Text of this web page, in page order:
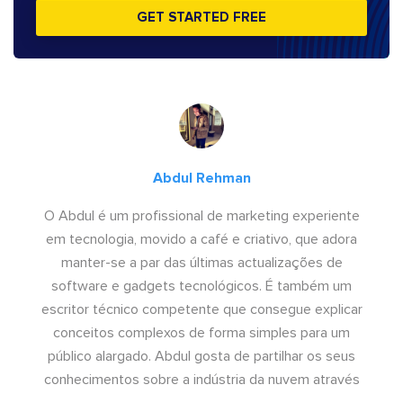
GET STARTED FREE
Abdul Rehman
O Abdul é um profissional de marketing experiente
em tecnologia, movido a café e criativo, que adora
manter-se a par das últimas actualizações de
software e gadgets tecnológicos. É também um
escritor técnico competente que consegue explicar
conceitos complexos de forma simples para um
público alargado. Abdul gosta de partilhar os seus
conhecimentos sobre a indústria da nuvem através